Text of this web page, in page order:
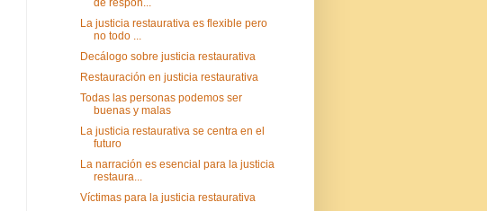
de respon...
La justicia restaurativa es flexible pero
no todo ...
Decálogo sobre justicia restaurativa
Restauración en justicia restaurativa
Todas las personas podemos ser
buenas y malas
La justicia restaurativa se centra en el
futuro
La narración es esencial para la justicia
restaura...
Víctimas para la justicia restaurativa